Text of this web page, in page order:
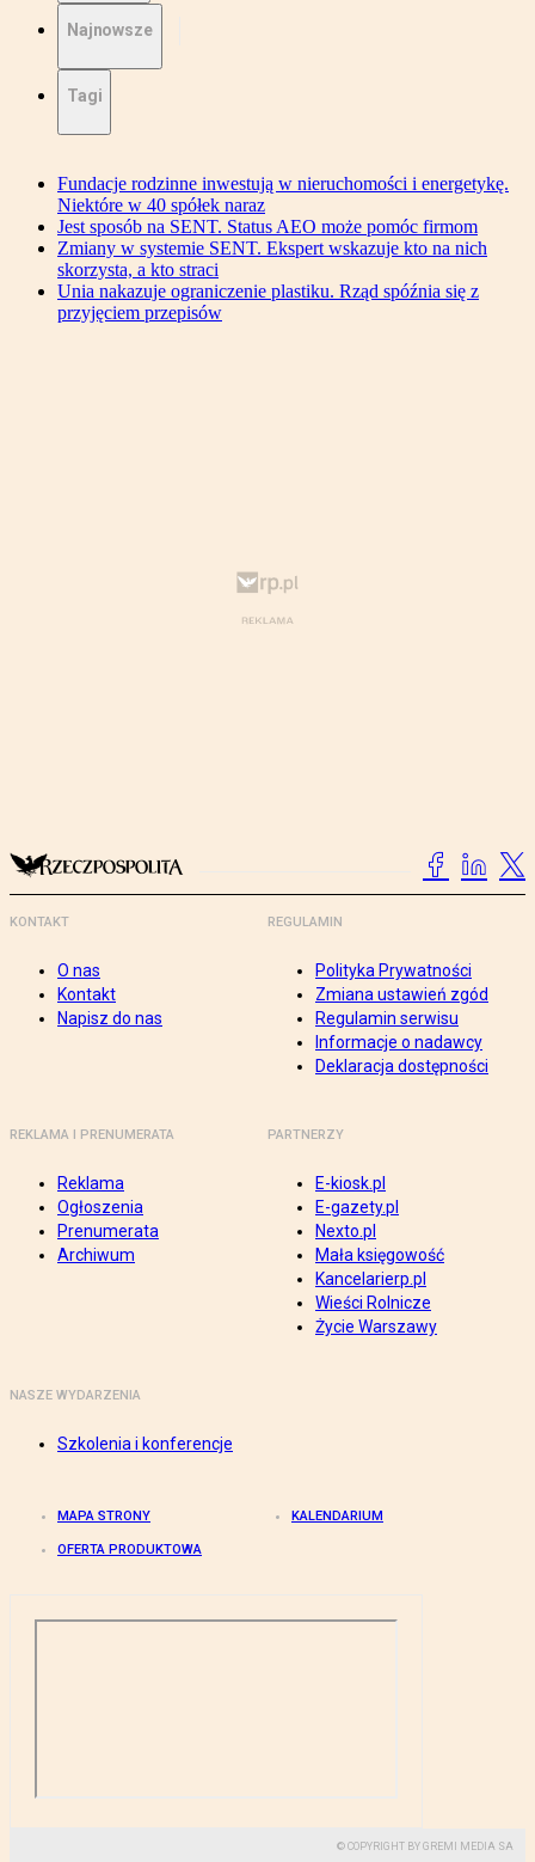
Najnowsze
Tagi
Fundacje rodzinne inwestują w nieruchomości i energetykę.
Niektóre w 40 spółek naraz
Jest sposób na SENT. Status AEO może pomóc firmom
Zmiany w systemie SENT. Ekspert wskazuje kto na nich
skorzysta, a kto straci
Unia nakazuje ograniczenie plastiku. Rząd spóźnia się z
przyjęciem przepisów
KONTAKT
O nas
Kontakt
Napisz do nas
REGULAMIN
Polityka Prywatności
Zmiana ustawień zgód
Regulamin serwisu
Informacje o nadawcy
Deklaracja dostępności
REKLAMA I PRENUMERATA
Reklama
Ogłoszenia
Prenumerata
Archiwum
PARTNERZY
E-kiosk.pl
E-gazety.pl
Nexto.pl
Mała księgowość
Kancelarierp.pl
Wieści Rolnicze
Życie Warszawy
NASZE WYDARZENIA
Szkolenia i konferencje
MAPA STRONY KALENDARIUM
OFERTA PRODUKTOWA
© COPYRIGHT BY GREMI MEDIA SA